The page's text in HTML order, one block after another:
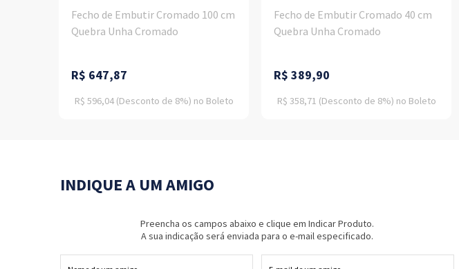
Fecho de Embutir Cromado 100 cm
Quebra Unha Cromado
R$ 647,87
R$ 596,04 (Desconto de 8%) no Boleto
Fecho de Embutir Cromado 40 cm
Quebra Unha Cromado
R$ 389,90
R$ 358,71 (Desconto de 8%) no Boleto
INDIQUE A UM AMIGO
Preencha os campos abaixo e clique em Indicar Produto.
A sua indicação será enviada para o e-mail especificado.